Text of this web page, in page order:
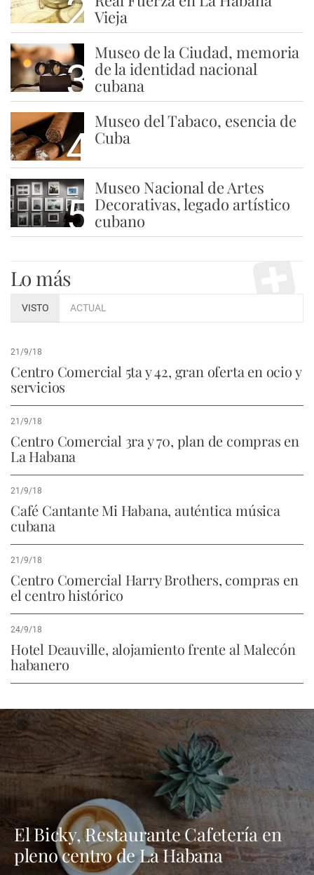
2 Vieja
3
Museo de la Ciudad, memoria
de la identidad nacional
cubana
4
Museo del Tabaco, esencia de
Cuba
5
Museo Nacional de Artes
Decorativas, legado artístico
cubano
Lo más
VISTO ACTUAL
21/9/18
Centro Comercial 5ta y 42, gran oferta en ocio y
servicios
21/9/18
Centro Comercial 3ra y 70, plan de compras en
La Habana
21/9/18
Café Cantante Mi Habana, auténtica música
cubana
21/9/18
Centro Comercial Harry Brothers, compras en
el centro histórico
24/9/18
Hotel Deauville, alojamiento frente al Malecón
habanero
El Bicky, Restaurante Cafetería en
pleno centro de La Habana